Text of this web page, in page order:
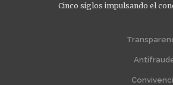
Cinco siglos impulsando el